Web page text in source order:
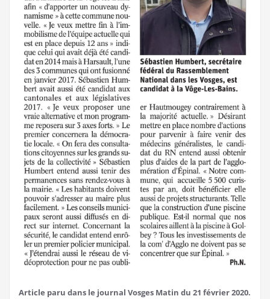
Article paru dans le journal Vosges Matin du 21 février 2020.